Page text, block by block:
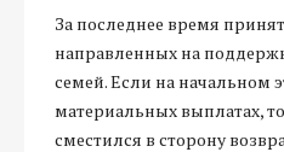
За последнее время
направленных на
семей. Если на начальном
материальных выплатах,
сместился в сторону